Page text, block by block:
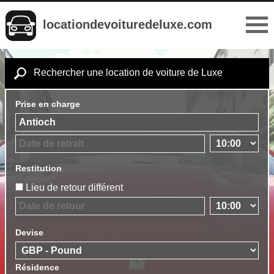
locationdevoituredeluxe.com
Rechercher une location de voiture de Luxe
Prise en charge
Restitution
Lieu de retour différent
Devise
Résidence